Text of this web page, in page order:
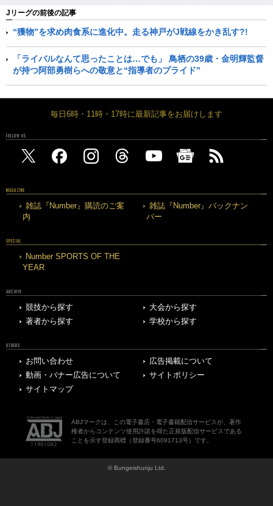
Jリーグの前後の記事
“獲物”を求め肉食系に進化中。走る神戸がJ戦線をかき乱す?!
「ライバルなんて思ったことは…でも」 鳥栖の39歳・金明輝監督
が持つ阿部勇樹らへの敬意と“指導者のプライド”
毎日6時・11時・17時に最新記事をお届けします
FOLLOW US
MAGAZINE
雑誌『Number』購読のご案
内
雑誌『Number』バックナン
バー
SPECIAL
Number SPORTS OF THE
YEAR
ARCHIVE
競技から探す
大会から探す
著者から探す
学校から探す
OTHERS
お問い合わせ
広告掲載について
動画・バナー広告について
サイトポリシー
サイトマップ
ABJマークは、この電子書店・電子書籍配信サービスが、著作
権者からコンテンツ使用許諾を得た正規版配信サービスである
ことを示す登録商標（登録番号6091713号）です。
© Bungeishunju Ltd.